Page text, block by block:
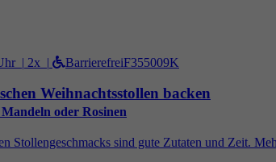
| 2x | BarrierefreiF355009K
Weihnachtsstollen backen
oder Rosinen
Stollengeschmacks sind gute Zutaten und Zeit.